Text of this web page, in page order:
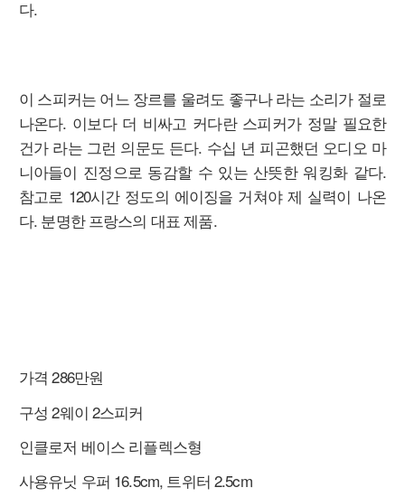
다.
이 스피커는 어느 장르를 울려도 좋구나 라는 소리가 절로
나온다. 이보다 더 비싸고 커다란 스피커가 정말 필요한
건가 라는 그런 의문도 든다. 수십 년 피곤했던 오디오 마
니아들이 진정으로 동감할 수 있는 산뜻한 워킹화 같다.
참고로 120시간 정도의 에이징을 거쳐야 제 실력이 나온
다. 분명한 프랑스의 대표 제품.
가격 286만원
구성 2웨이 2스피커
인클로저 베이스 리플렉스형
사용유닛 우퍼 16.5cm, 트위터 2.5cm